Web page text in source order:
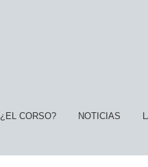
¿EL CORSO? NOTICIAS